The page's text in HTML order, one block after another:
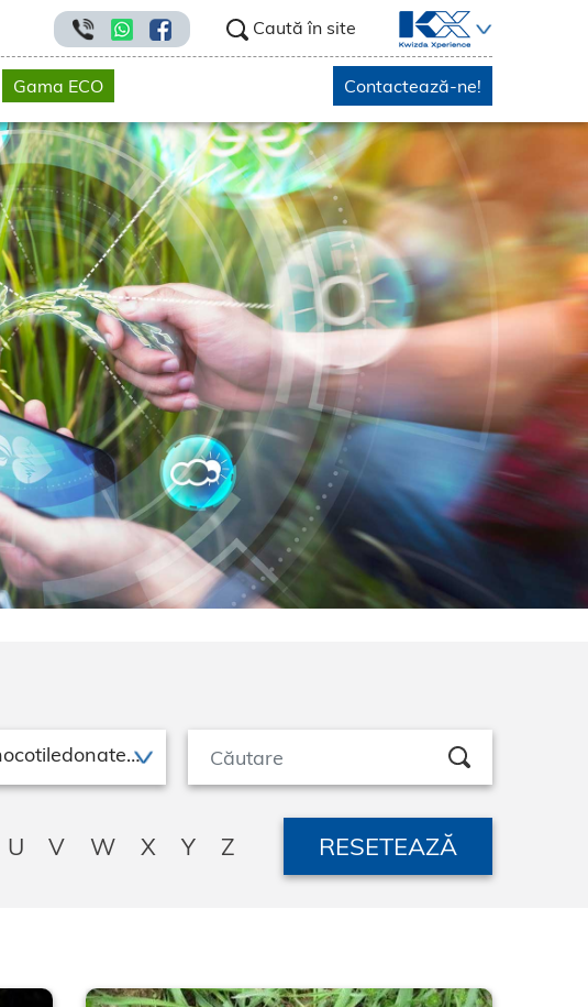
Caută în site
Gama ECO Contactează-ne!
Buruieni monocotiledonate perene
U V W X Y Z RESETEAZĂ